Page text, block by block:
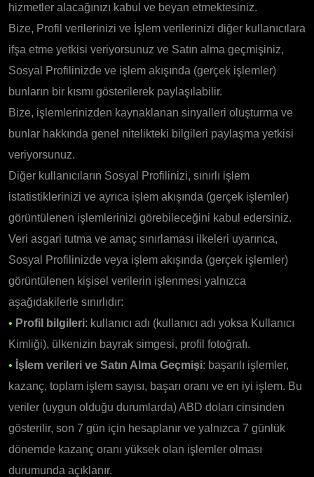
hizmetler alacağınızı kabul ve beyan etmektesiniz.
Bize, Profil verilerinizi ve İşlem verilerinizi diğer kullanıcılara
ifşa etme yetkisi veriyorsunuz ve Satın alma geçmişiniz,
Sosyal Profilinizde ve işlem akışında (gerçek işlemler)
bunların bir kısmı gösterilerek paylaşılabilir.
Bize, işlemlerinizden kaynaklanan sinyalleri oluşturma ve
bunlar hakkında genel nitelikteki bilgileri paylaşma yetkisi
veriyorsunuz.
Diğer kullanıcıların Sosyal Profilinizi, sınırlı işlem
istatistiklerinizi ve ayrıca işlem akışında (gerçek işlemler)
görüntülenen işlemlerinizi görebileceğini kabul edersiniz.
Veri asgari tutma ve amaç sınırlaması ilkeleri uyarınca,
Sosyal Profilinizde veya işlem akışında (gerçek işlemler)
görüntülenen kişisel verilerin işlenmesi yalnızca
aşağıdakilerle sınırlıdır:
• Profil bilgileri: kullanıcı adı (kullanıcı adı yoksa Kullanıcı
Kimliği), ülkenizin bayrak simgesi, profil fotoğrafı.
• İşlem verileri ve Satın Alma Geçmişi: başarılı işlemler,
kazanç, toplam işlem sayısı, başarı oranı ve en iyi işlem. Bu
veriler (uygun olduğu durumlarda) ABD doları cinsinden
gösterilir, son 7 gün için hesaplanır ve yalnızca 7 günlük
dönemde kazanç oranı yüksek olan işlemler olması
durumunda açıklanır.